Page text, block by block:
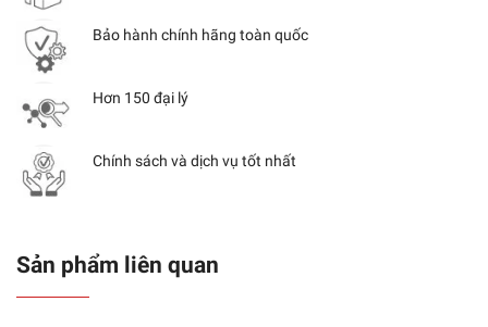
Bảo hành chính hãng toàn quốc
Hơn 150 đại lý
Chính sách và dịch vụ tốt nhất
Sản phẩm liên quan